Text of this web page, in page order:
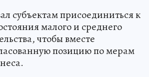
субъектам присоединиться к
малого и среднего
чтобы вместе
позицию по мерам